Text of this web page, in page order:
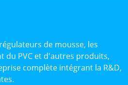
de mousse, les
du PVC et d'autres produits,
complète intégrant la R&D,